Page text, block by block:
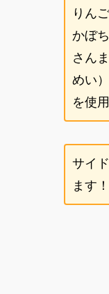
りん
かぼ
さん
めい）
を使
サイ
ます